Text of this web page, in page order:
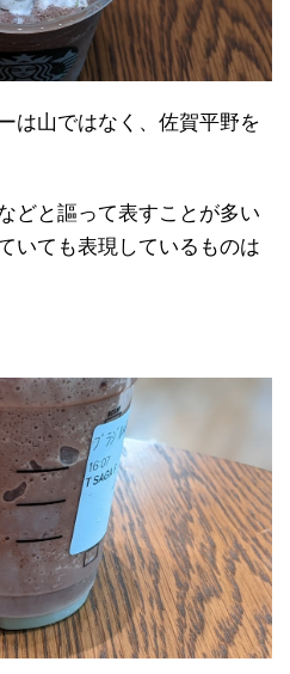
は山ではなく、佐賀平野を
どと謳って表すことが多い
いても表現しているものは